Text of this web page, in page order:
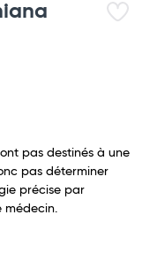
pas destinés à une
pas déterminer
précise par
médecin.